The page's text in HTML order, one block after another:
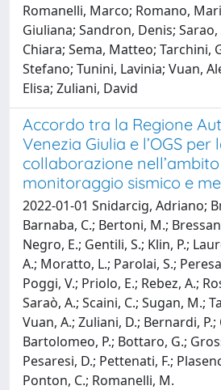
Romanelli, Marco; Romano,
Giuliana; Sandron, Denis; Sarao,
Chiara; Sema, Matteo; Tarchini,
Stefano; Tunini, Lavinia; Vuan,
Elisa; Zuliani, David
Accordo tra la Regione
Venezia Giulia e l’OGS per
collaborazione
monitoraggio sismico e
2022-01-01 Snidarcig, Adriano;
Barnaba, C.; Bertoni, M.;
Negro, E.; Gentili, S.; Klin, P.;
A.; Moratto, L.; Parolai, S.;
Poggi, V.; Priolo, E.; Rebez, A.;
Saraò, A.; Scaini, C.; Sugan, M.;
Vuan, A.; Zuliani, D.; Bernardi,
Bartolomeo, P.; Bottaro, G.;
Pesaresi, D.; Pettenati, F.;
Ponton, C.; Romanelli, M.